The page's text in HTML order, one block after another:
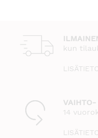
kun
VAIHTO-
14